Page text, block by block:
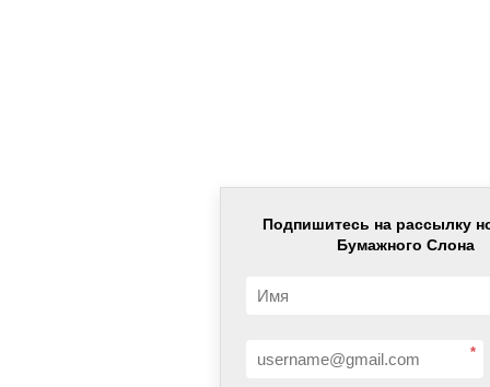
Подпишитесь на рассылку
Бумажного Слона
*